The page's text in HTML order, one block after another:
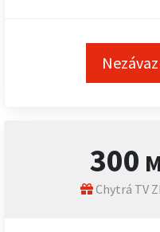
300
Chytrá TV